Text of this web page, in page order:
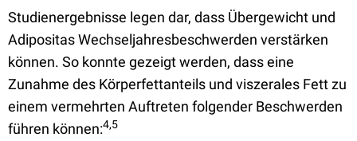
Studienergebnisse legen dar, dass Übergewicht und
Adipositas Wechseljahresbeschwerden verstärken
können. So konnte gezeigt werden, dass eine
Zunahme des Körperfettanteils und viszerales Fett zu
einem vermehrten Auftreten folgender Beschwerden
führen können:4,5